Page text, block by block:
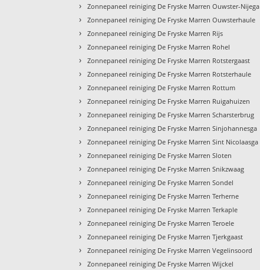
› Zonnepaneel reiniging De Fryske Marren Ouwster-Nijega
› Zonnepaneel reiniging De Fryske Marren Ouwsterhaule
› Zonnepaneel reiniging De Fryske Marren Rijs
› Zonnepaneel reiniging De Fryske Marren Rohel
› Zonnepaneel reiniging De Fryske Marren Rotstergaast
› Zonnepaneel reiniging De Fryske Marren Rotsterhaule
› Zonnepaneel reiniging De Fryske Marren Rottum
› Zonnepaneel reiniging De Fryske Marren Ruigahuizen
› Zonnepaneel reiniging De Fryske Marren Scharsterbrug
› Zonnepaneel reiniging De Fryske Marren Sinjohannesga
› Zonnepaneel reiniging De Fryske Marren Sint Nicolaasga
› Zonnepaneel reiniging De Fryske Marren Sloten
› Zonnepaneel reiniging De Fryske Marren Snikzwaag
› Zonnepaneel reiniging De Fryske Marren Sondel
› Zonnepaneel reiniging De Fryske Marren Terherne
› Zonnepaneel reiniging De Fryske Marren Terkaple
› Zonnepaneel reiniging De Fryske Marren Teroele
› Zonnepaneel reiniging De Fryske Marren Tjerkgaast
› Zonnepaneel reiniging De Fryske Marren Vegelinsoord
› Zonnepaneel reiniging De Fryske Marren Wijckel